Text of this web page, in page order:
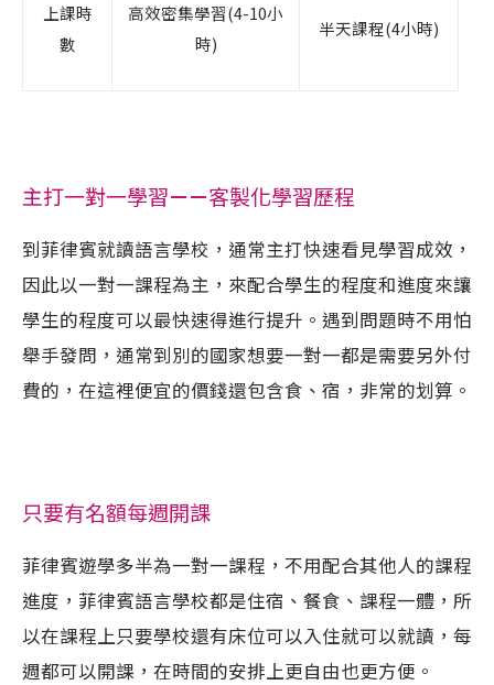
上課時
數
高效密集學習(4-10小
時)
半天課程(4小時)
主打一對一學習——客製化學習歷程
到菲律賓就讀語言學校，通常主打快速看見學習成效，
因此以一對一課程為主，來配合學生的程度和進度來讓
學生的程度可以最快速得進行提升。遇到問題時不用怕
舉手發問，通常到別的國家想要一對一都是需要另外付
費的，在這裡便宜的價錢還包含食、宿，非常的划算。
只要有名額每週開課
菲律賓遊學多半為一對一課程，不用配合其他人的課程
進度，菲律賓語言學校都是住宿、餐食、課程一體，所
以在課程上只要學校還有床位可以入住就可以就讀，每
週都可以開課，在時間的安排上更自由也更方便。